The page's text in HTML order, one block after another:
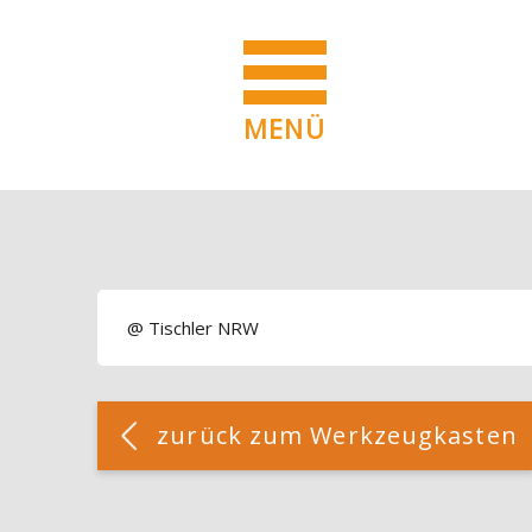
MENÜ
Blöcke
@ Tischler NRW
Blöcke
[Cocoon] Custom HTML überspringen
zurück zum Werkzeugkasten